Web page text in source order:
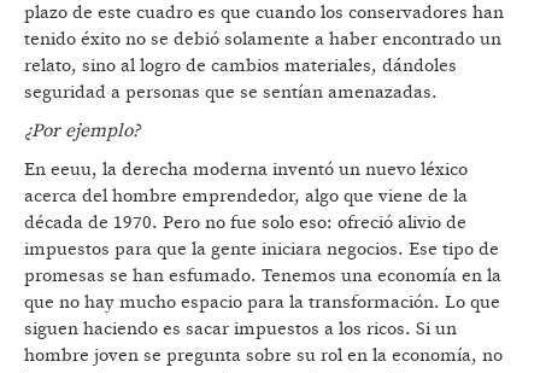
plazo de este cuadro es que cuando los conservadores han
tenido éxito no se debió solamente a haber encontrado un
relato, sino al logro de cambios materiales, dándoles
seguridad a personas que se sentían amenazadas.
¿Por ejemplo?
En eeuu, la derecha moderna inventó un nuevo léxico
acerca del hombre emprendedor, algo que viene de la
década de 1970. Pero no fue solo eso: ofreció alivio de
impuestos para que la gente iniciara negocios. Ese tipo de
promesas se han esfumado. Tenemos una economía en la
que no hay mucho espacio para la transformación. Lo que
siguen haciendo es sacar impuestos a los ricos. Si un
hombre joven se pregunta sobre su rol en la economía, no